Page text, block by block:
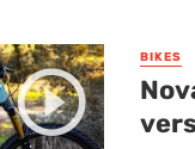
BIKES